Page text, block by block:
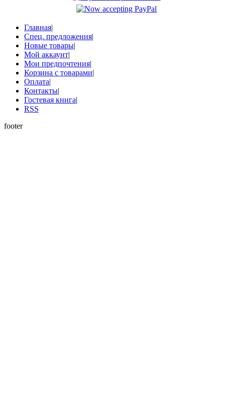
Главная|
Спец. предложения|
Новые товары|
Мой аккаунт|
Мои предпочтения|
Корзина с товарами|
Оплата|
Контакты|
Гостевая книга|
RSS
footer